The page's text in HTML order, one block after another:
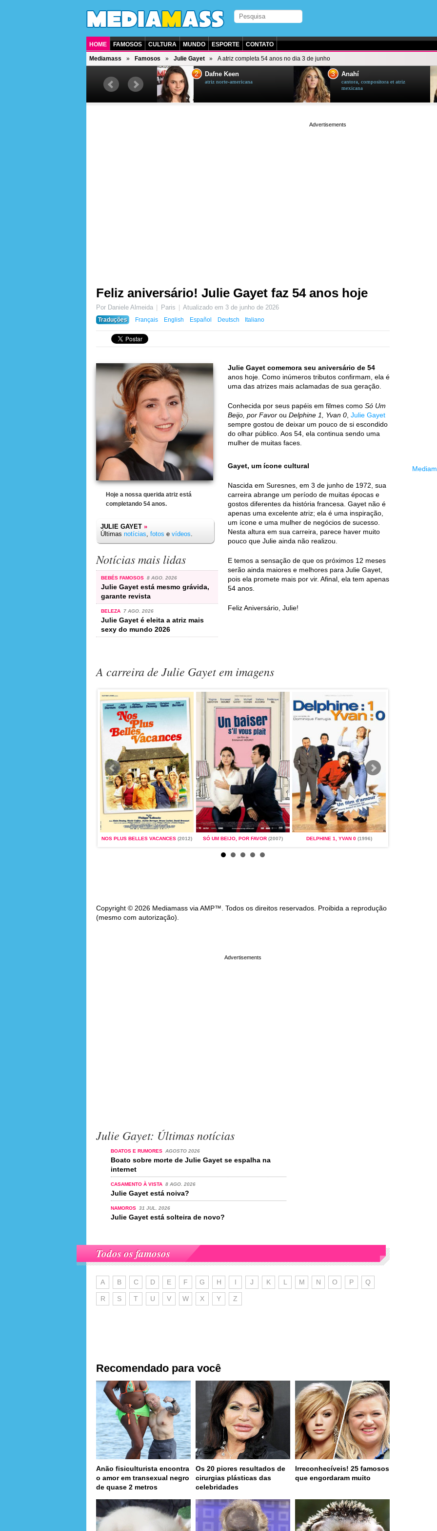
HOME FAMOSOS CULTURA MUNDO ESPORTE CONTATO
Mediamass Famosos Julie Gayet A atriz completa 54 anos no dia 3 de junho
2 Dafne Keen
atriz norte-americana
3 Anahí
cantora, compositora et atriz
mexicana
Feliz aniversário! Julie Gayet faz 54 anos hoje
Por Daniele Almeida Paris Atualizado em 3 de junho de 2026
Traduções
Français English Español Deutsch Italiano
Hoje a nossa querida atriz está
completando 54 anos.
JULIE GAYET »
Últimas notícias, fotos e vídeos.
Notícias mais lidas
BEBÉS FAMOSOS 8 AGO. 2026
Julie Gayet está mesmo grávida,
garante revista
BELEZA 7 AGO. 2026
Julie Gayet é eleita a atriz mais
sexy do mundo 2026
Julie Gayet comemora seu aniversário de 54
anos hoje. Como inúmeros tributos confirmam, ela é
uma das atrizes mais aclamadas de sua geração.
Conhecida por seus papéis em filmes como Só Um
Beijo, por Favor ou Delphine 1, Yvan 0 Julie Gayet
sempre gostou de deixar um pouco de si escondido
do olhar público. Aos 54, ela continua sendo uma
mulher de muitas faces.
Gayet, um ícone cultural
Nascida em Suresnes, em 3 de junho de 1972, sua
carreira abrange um período de muitas épocas e
gostos diferentes da história francesa. Gayet não é
apenas uma excelente atriz; ela é uma inspiração,
um ícone e uma mulher de negócios de sucesso.
Nesta altura em sua carreira, parece haver muito
pouco que Julie ainda não realizou.
E temos a sensação de que os próximos 12 meses
serão ainda maiores e melhores para Julie Gayet,
pois ela promete mais por vir. Afinal, ela tem apenas
54 anos.
Feliz Aniversário, Julie!
A carreira de Julie Gayet em imagens
NOS PLUS BELLES VACANCES (2012) SÓ UM BEIJO, POR FAVOR (2007) DELPHINE 1, YVAN 0(1996)
Copyright © 2026 Mediamass via AMP™. Todos os direitos reservados. Proibida a reprodução
(mesmo com autorização).
Julie Gayet: Últimas notícias
BOATOS E RUMORES AGOSTO 2026
Boato sobre morte de Julie Gayet se espalha na
internet
CASAMENTO À VISTA 8 AGO. 2026
Julie Gayet está noiva?
NAMOROS 31 JUL. 2026
Julie Gayet está solteira de novo?
Todos os famosos
A B C D E F G H I J K L M N O P Q
R S T U V W X Y Z
Recomendado para você
Anão fisiculturista encontra
o amor em transexual negro
de quase 2 metros
Os 20 piores resultados de
cirurgias plásticas das
celebridades
Irreconhecíveis! 25 famosos
que engordaram muito